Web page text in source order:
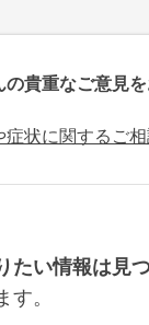
の貴重なご意見
症状に関するご
たい情報は見
。